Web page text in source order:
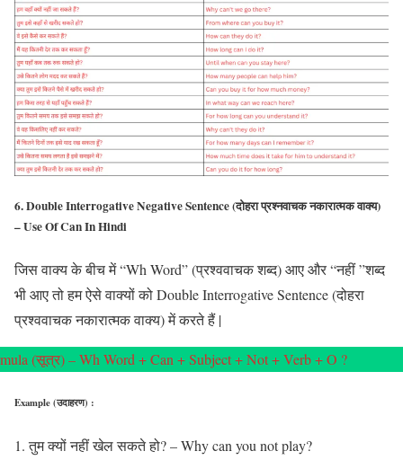
6. Double Interrogative Negative Sentence (दोहरा प्रश्नवाचक नकारात्मक वाक्य)
– Use Of Can In Hindi
जिस वाक्य के बीच में “Wh Word” (प्रश्ववाचक शब्द) आए और “नहीं ”शब्द
भी आए तो हम ऐसे वाक्यों को Double Interrogative Sentence (दोहरा
प्रश्ववाचक नकारात्मक वाक्य) में करते हैं |
(सूत्र) – Wh Word + Can + Subject + Not + Verb + O ?
Example (उदाहरण) :
तुम क्यों नहीं खेल सकते हो? – Why can you not play?